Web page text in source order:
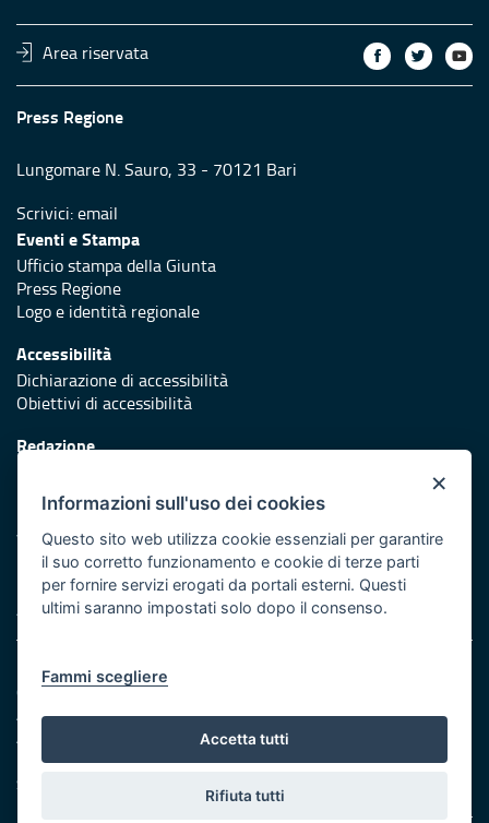
Area riservata
Press Regione
Lungomare N. Sauro, 33 - 70121 Bari
Scrivici:email
Eventi e Stampa
Ufficio stampa della Giunta
Press Regione
Logo e identità regionale
Accessibilità
Dichiarazione di accessibilità
Obiettivi di accessibilità
Redazione
Protezione civile
Vai al sito di Protezione Civile Puglia
Iniziativa finanziata con risorse del POR Puglia 2014/2020 -
Asse XI
Note legali
Cookie e privacy
Amministrazione trasparente
Atti di notifica
Feed RSS
Servizi Intranet
×
Informazioni sull'uso dei cookies
Questo sito web utilizza cookie essenziali per garantire
il suo corretto funzionamento e cookie di terze parti
per fornire servizi erogati da portali esterni. Questi
ultimi saranno impostati solo dopo il consenso.
Fammi scegliere
Accetta tutti
Rifiuta tutti